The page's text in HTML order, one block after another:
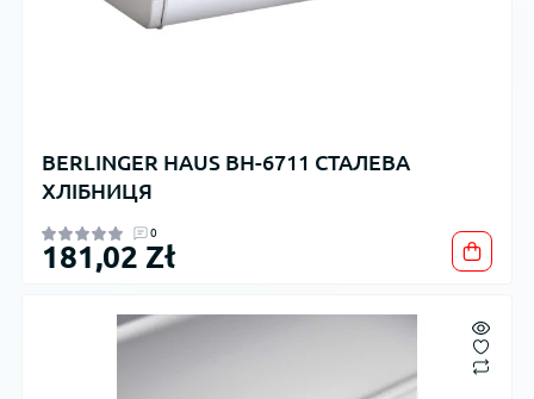
BERLINGER HAUS BH-6711 СТАЛЕВА
ХЛІБНИЦЯ
0
181,02 Zł